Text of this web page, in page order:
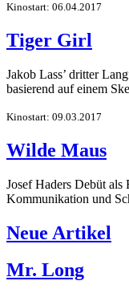
Kinostart: 06.04.2017
Tiger Girl
Jakob Lass’ dritter
basierend auf einem
Kinostart: 09.03.2017
Wilde Maus
Josef Haders Debüt als
Kommunikation und
Neue Artikel
Mr. Long